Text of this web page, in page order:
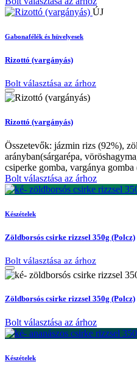
ÚJ
Gabonafélék és hüvelyesek
Rizottó (vargányás)
Bolt választása az árhoz
Rizottó (vargányás)
Összetevők: jázmin rizs (92%),
arányban(sárgarépa,
csiperke gomba, vargánya gomba
Bolt választása az árhoz
Készételek
Zöldborsós csirke rizzsel 350g (Polcz)
Bolt választása az árhoz
Zöldborsós csirke rizzsel 350g (Polcz)
Bolt választása az árhoz
Készételek